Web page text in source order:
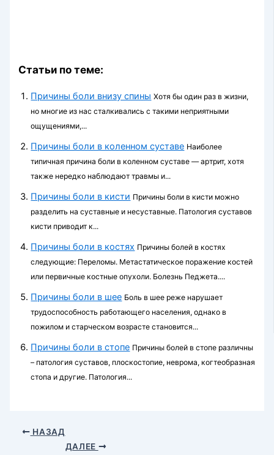
Статьи по теме:
Причины боли внизу спины Хотя бы один раз в жизни,
но многие из нас сталкивались с такими неприятными
ощущениями,...
Причины боли в коленном суставе Наиболее
типичная причина боли в коленном суставе — артрит, хотя
также нередко наблюдают травмы и...
Причины боли в кисти Причины боли в кисти можно
разделить на суставные и несуставные. Патология суставов
кисти приводит к...
Причины боли в костях Причины болей в костях
следующие: Переломы. Метастатическое поражение костей
или первичные костные опухоли. Болезнь Педжета....
Причины боли в шее Боль в шее реже нарушает
трудоспособность рабо­тающего населения, однако в
пожилом и стар­ческом возрасте становится...
Причины боли в стопе Причины болей в стопе различны
– патология суставов, плоскостопие, неврома, когтеобразная
стопа и другие. Патология...
НАЗАД
ДАЛЕЕ